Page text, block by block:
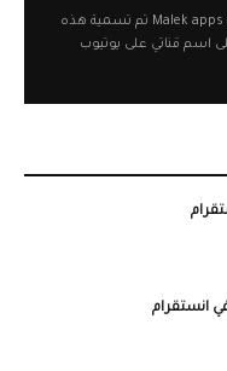
أهلا وسهلا بكم في مدونة Malek apps تم تسمية هذه
اسم قناتي على يوتيوب
انستقرام